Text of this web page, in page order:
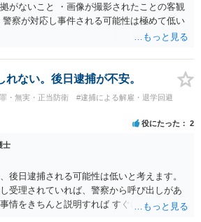
がないこと ・画像が撮影されたことの客観
察が対応し事件される可能性は極めて低い
ない。後日逮捕が不安。
・無実・正当防衛
#逮捕による解雇・退学回避
役にたった 2
士
後日逮捕される可能性は低いと考えます。
受理されていれば、警察から呼び出しがあ
情をきちんと説明すれば すぐに逮捕される